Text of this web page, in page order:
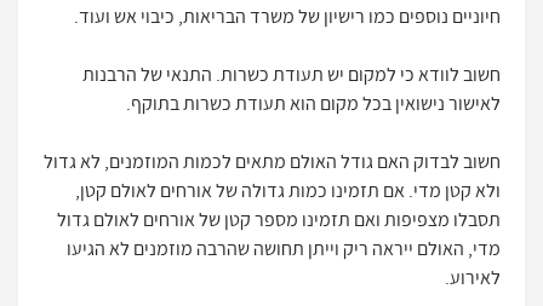
חיוניים נוספים כמו רישיון של משרד הבריאות, כיבוי אש ועוד.
חשוב לוודא כי למקום יש תעודת כשרות. התנאי של הרבנות
לאישור נישואין בכל מקום הוא תעודת כשרות בתוקף.
חשוב לבדוק האם גודל האולם מתאים לכמות המוזמנים, לא גדול
ולא קטן מדי. אם תזמינו כמות גדולה של אורחים לאולם קטן,
תסבלו מצפיפות ואם תזמינו מספר קטן של אורחים לאולם גדול
מדי, האולם ייראה ריק וייתן תחושה שהרבה מוזמנים לא הגיעו
לאירוע.